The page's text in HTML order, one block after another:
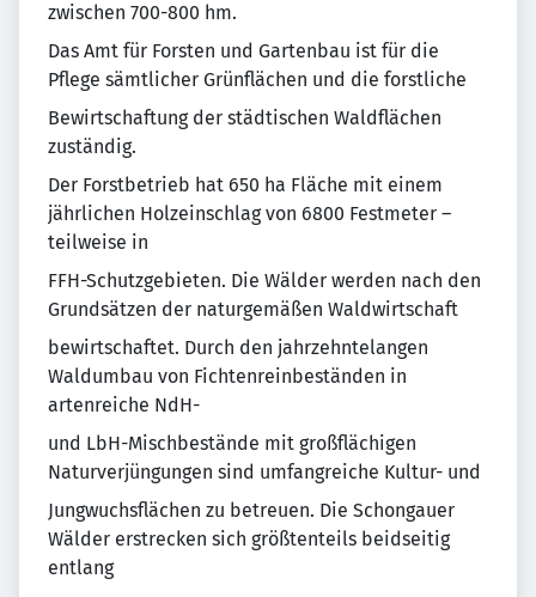
zwischen 700-800 hm.
Das Amt für Forsten und Gartenbau ist für die
Pflege sämtlicher Grünflächen und die forstliche
Bewirtschaftung der städtischen Waldflächen
zuständig.
Der Forstbetrieb hat 650 ha Fläche mit einem
jährlichen Holzeinschlag von 6800 Festmeter –
teilweise in
FFH-Schutzgebieten. Die Wälder werden nach den
Grundsätzen der naturgemäßen Waldwirtschaft
bewirtschaftet. Durch den jahrzehntelangen
Waldumbau von Fichtenreinbeständen in
artenreiche NdH-
und LbH-Mischbestände mit großflächigen
Naturverjüngungen sind umfangreiche Kultur- und
Jungwuchsflächen zu betreuen. Die Schongauer
Wälder erstrecken sich größtenteils beidseitig
entlang